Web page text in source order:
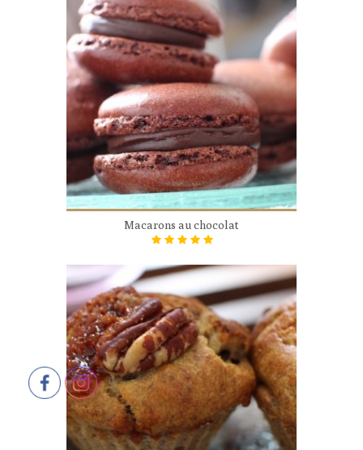
Macarons au chocolat